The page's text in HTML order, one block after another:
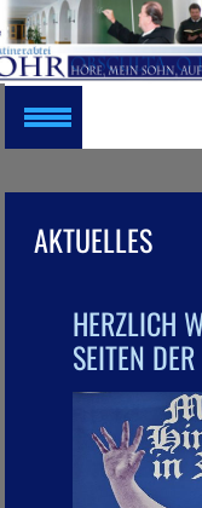
AKTUELLES
HERZLICH
SEITEN